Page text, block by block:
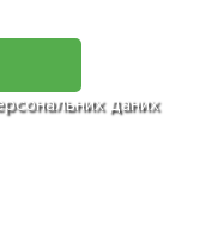
даних